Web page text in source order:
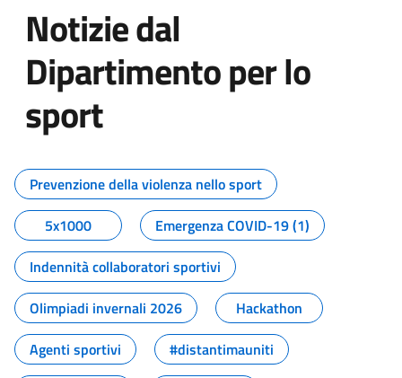
Notizie dal
Dipartimento per lo
sport
Tutti i contenuti della pagina
Prevenzione della violenza nello sport
5x1000
Emergenza COVID-19 (1)
Indennità collaboratori sportivi
Olimpiadi invernali 2026
Hackathon
Agenti sportivi
#distantimauniti